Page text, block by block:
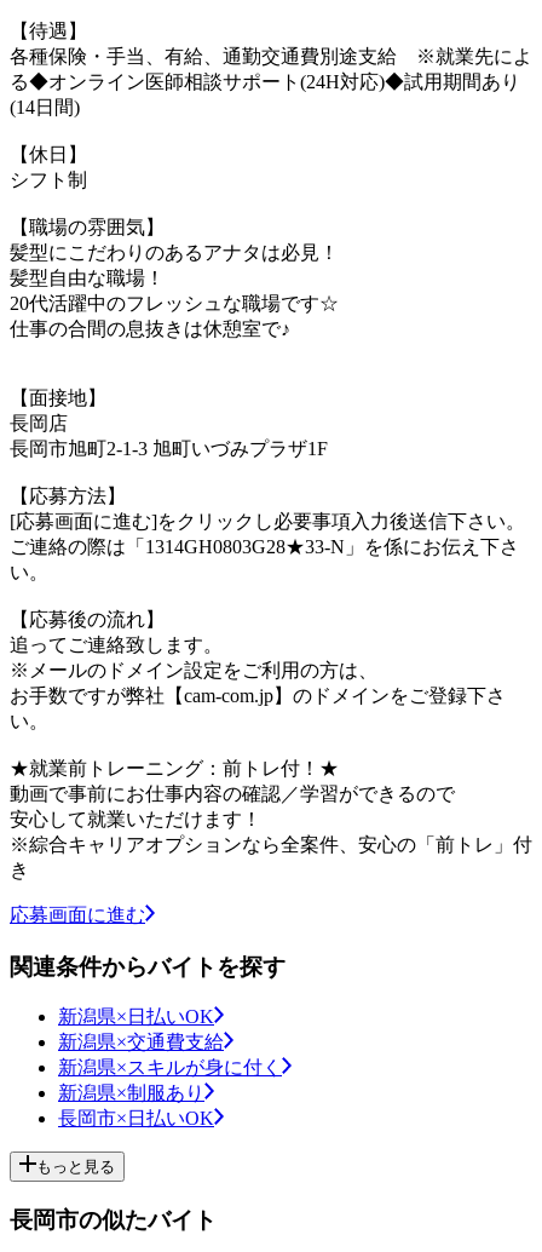
【待遇】
各種保険・手当、有給、通勤交通費別途支給 ※就業先によ
る◆オンライン医師相談サポート(24H対応)◆試用期間あり
(14日間)
【休日】
シフト制
【職場の雰囲気】
髪型にこだわりのあるアナタは必見！
髪型自由な職場！
20代活躍中のフレッシュな職場です☆
仕事の合間の息抜きは休憩室で♪
【面接地】
長岡店
長岡市旭町2-1-3 旭町いづみプラザ1F
【応募方法】
[応募画面に進む]をクリックし必要事項入力後送信下さい。
ご連絡の際は「1314GH0803G28★33-N」を係にお伝え下さ
い。
【応募後の流れ】
追ってご連絡致します。
※メールのドメイン設定をご利用の方は、
お手数ですが弊社【cam-com.jp】のドメインをご登録下さ
い。
★就業前トレーニング：前トレ付！★
動画で事前にお仕事内容の確認／学習ができるので
安心して就業いただけます！
※綜合キャリアオプションなら全案件、安心の「前トレ」付
き
応募画面に進む
関連条件からバイトを探す
新潟県×日払いOK
新潟県×交通費支給
新潟県×スキルが身に付く
新潟県×制服あり
長岡市×日払いOK
もっと見る
長岡市の似たバイト